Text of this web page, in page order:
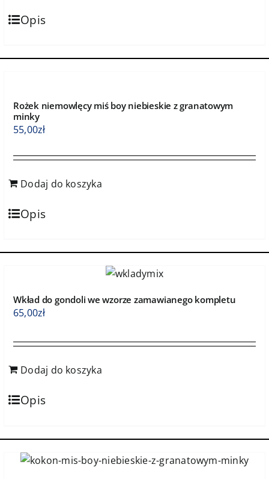
Opis
Rożek niemowlęcy miś boy niebieskie z granatowym
minky
55,00zł
Dodaj do koszyka
Opis
Wkład do gondoli we wzorze zamawianego kompletu
65,00zł
Dodaj do koszyka
Opis